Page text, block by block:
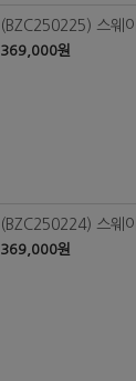
(BZC250225) 스웨
369,000원
(BZC250224) 스웨
369,000원